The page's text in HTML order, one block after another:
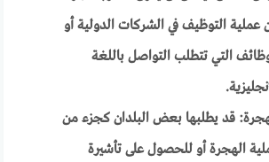
عملية التوظيف في الشركات الدولية أو
التي تتطلب التواصل باللغة
قد يطلبها بعض البلدان كجزء من
الهجرة أو للحصول على تأشيرة